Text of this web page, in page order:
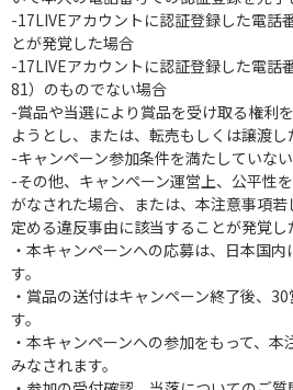
-17LIVEアカウントに認証登録した電話
とが発覚した場合
-17LIVEアカウントに認証登録した電話
81）のものでない場合
-賞品や当選により賞品を受け取る権利
ようとし、または、転売もしくは譲渡し
-キャンペーン参加条件を満たしていな
-その他、キャンペーン運営上、公平性
がなされた場合、または、本注意事項
定める違反事由に該当することが発覚し
・本キャンペーンへの応募は、日本国
す。
・賞品の送付はキャンペーン終了後、
す。
・本キャンペーンへの参加をもって、
みなされます。